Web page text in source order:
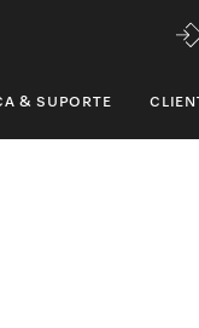
& SUPORTE